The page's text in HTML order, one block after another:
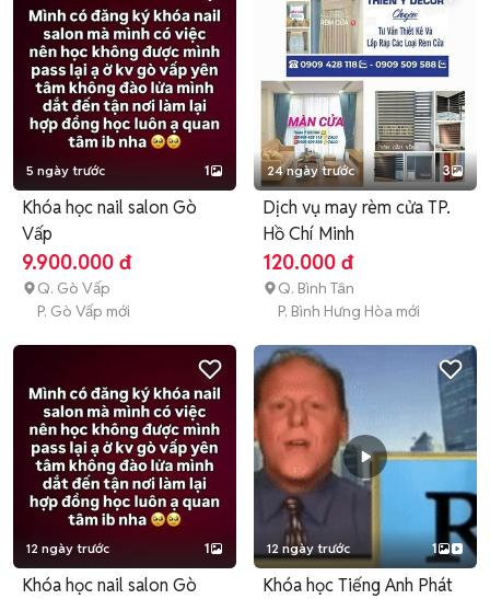
5 ngày trước 1
Khóa học nail salon Gò
Vấp
9.900.000 đ
Q. Gò Vấp
P. Gò Vấp mới
24 ngày trước 3
Dịch vụ may rèm cửa TP.
Hồ Chí Minh
120.000 đ
Q. Bình Tân
P. Bình Hưng Hòa mới
12 ngày trước 1
Khóa học nail salon Gò
12 ngày trước 1
Khóa học Tiếng Anh Phát